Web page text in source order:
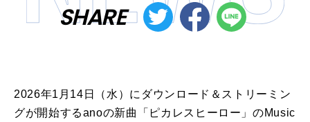
SHARE
2026年1月14日（水）にダウンロード＆ストリーミン
グが開始するanoの新曲「ピカレスヒーロー」のMusic